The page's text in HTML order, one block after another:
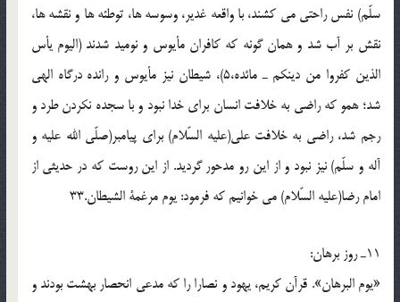
سلّم) نفس راحتى مى كشند، با واقعه غدير، وسوسه ها، توطئه ها و نقشه ها،
نقش بر آب شد و همان گونه كه كافران مأيوس و نوميد شدند (اليوم يأس
الذين كفروا من دينكم ـ مائده،5)، شيطان نيز مأيوس و رانده درگاه الهى
شد؛ همو كه راضى به خلافت انسان براى خدا نبود و با سجده نكردن طرد و
رجم شد، راضى به خلافت على(علیه السّلام) براى پيامبر(صلّی الله علیه و
آله و سلّم) نيز نبود و از اين رو مدحور گرديد. از اين روست كه در حديثى از
امام رضا(علیه السّلام) مى خوانيم كه فرمود: يوم مرغمة الشيطان.33
11ـ روز برهان:
«يوم البرهان». قرآن كريم، يهود و نصارا را كه مدعى انحصار بهشت بودند و